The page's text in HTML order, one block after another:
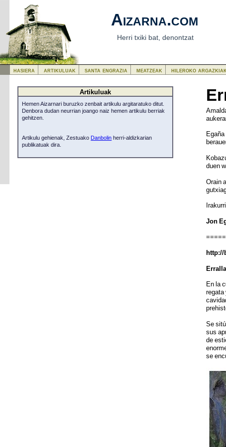
Aizarna.com
Herri txiki bat, denontzat
duen
Orain
Jon
http://
En la
regata
Se
sus
de
se
Artikuluak
Hemen Aizarnari buruzko zenbait artikulu argitaratuko ditut.
Denbora dudan neurrian joango naiz hemen artikulu berriak
gehitzen.
Artikulu gehienak, Zestuako Danbolin herri-aldizkarian
publikatuak dira.
hasiera artikuluak santa engrazia meatzeak hileroko argazkiak